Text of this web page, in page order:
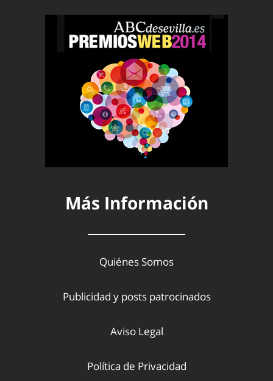
Más Información
Quiénes Somos
Publicidad y posts patrocinados
Aviso Legal
Política de Privacidad